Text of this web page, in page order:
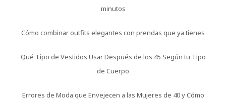
minutos
Cómo combinar outfits elegantes con prendas que ya tienes
Qué Tipo de Vestidos Usar Después de los 45 Según tu Tipo
de Cuerpo
Errores de Moda que Envejecen a las Mujeres de 40 y Cómo